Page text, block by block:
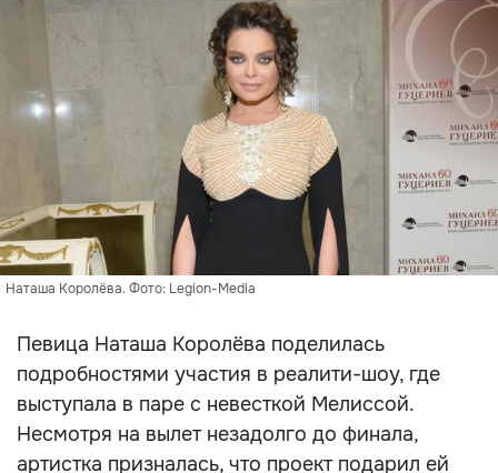
Наташа Королёва. Фото: Legion-Media
Певица Наташа Королёва поделилась
подробностями участия в реалити-шоу, где
выступала в паре с невесткой Мелиссой.
Несмотря на вылет незадолго до финала,
артистка призналась, что проект подарил ей